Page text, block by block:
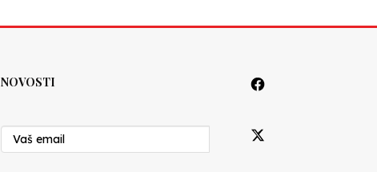
NOVOSTI